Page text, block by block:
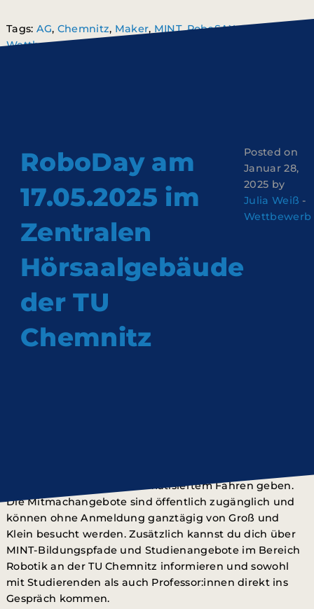
Tags: AG, Chemnitz, Maker, MINT,RoboSAX,Roboter
Wettbewerb
RoboDay am
17.05.2025 im
Zentralen
Hörsaalgebäude
der TU
Chemnitz
Posted on
Januar 28,
2025 by
Julia Weiß -
Wettbewerb
Themen Robotik und automatisiertem Fahren geben.
Die Mitmachangebote sind öffentlich zugänglich und
können ohne Anmeldung ganztägig von Groß und
Klein besucht werden. Zusätzlich kannst du dich über
MINT-Bildungspfade und Studienangebote im Bereich
Robotik an der TU Chemnitz informieren und sowohl
mit Studierenden als auch Professor:innen direkt ins
Gespräch kommen.